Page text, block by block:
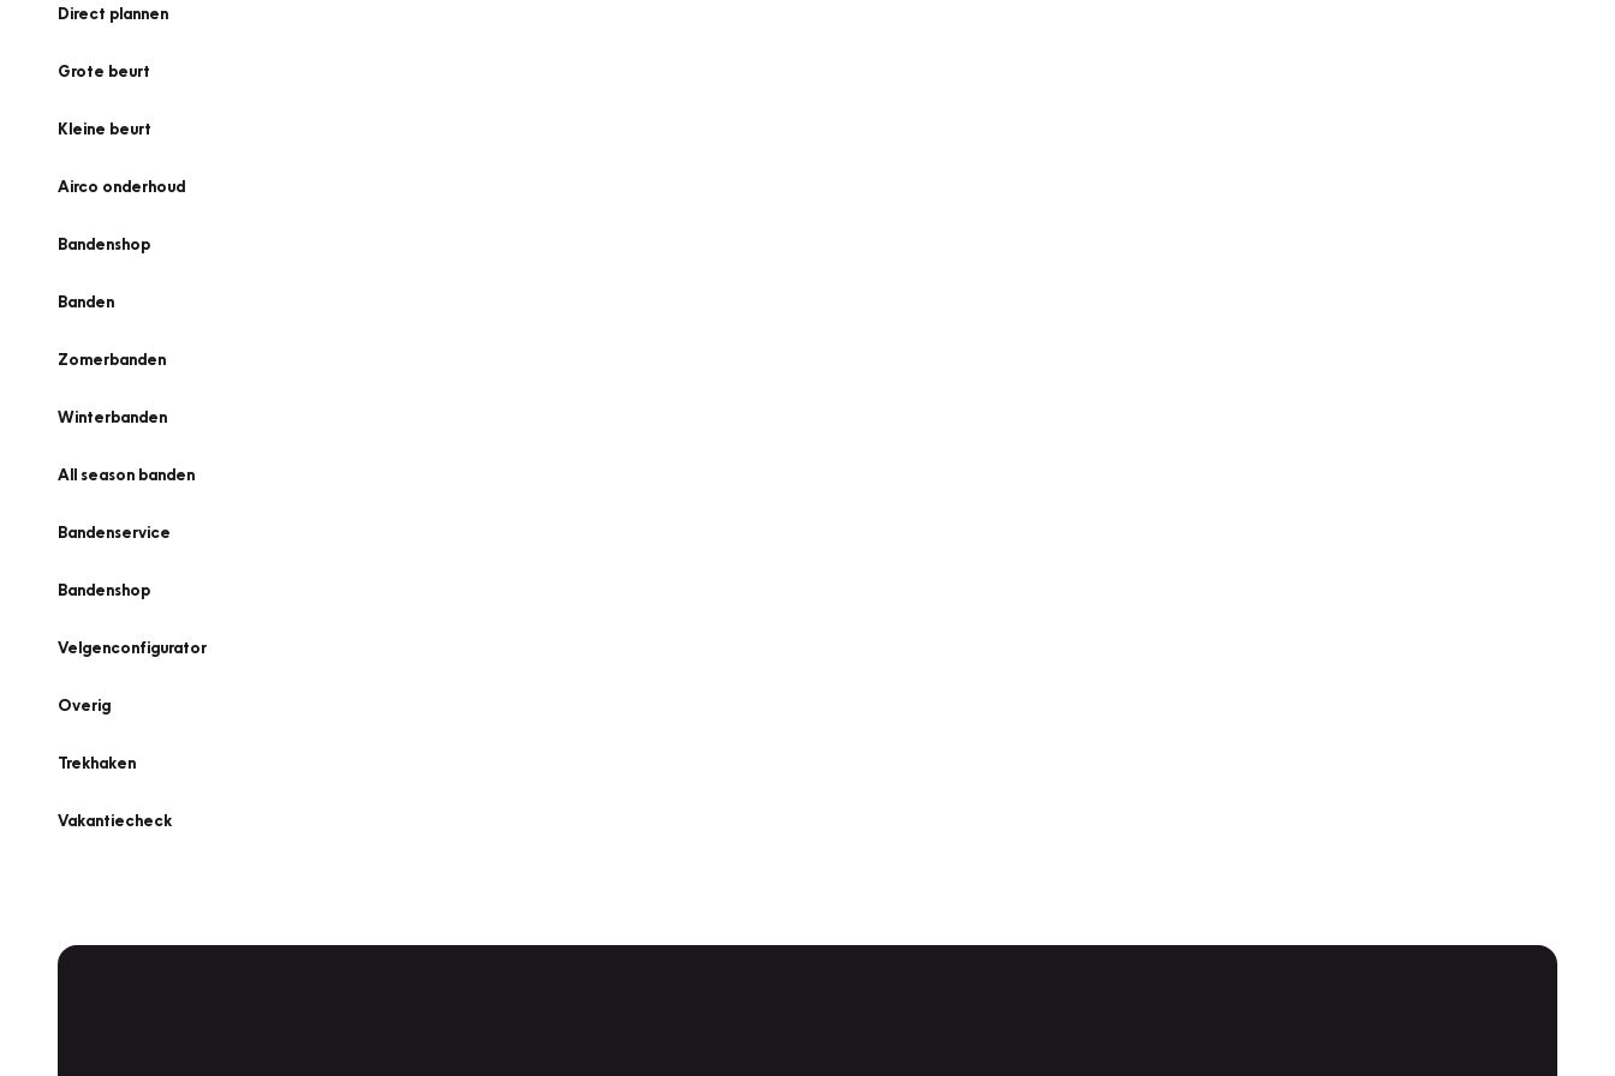
Direct plannen
Grote beurt
Kleine beurt
Airco onderhoud
Bandenshop
Banden
Zomerbanden
Winterbanden
All season banden
Bandenservice
Bandenshop
Velgenconfigurator
Overig
Trekhaken
Vakantiecheck